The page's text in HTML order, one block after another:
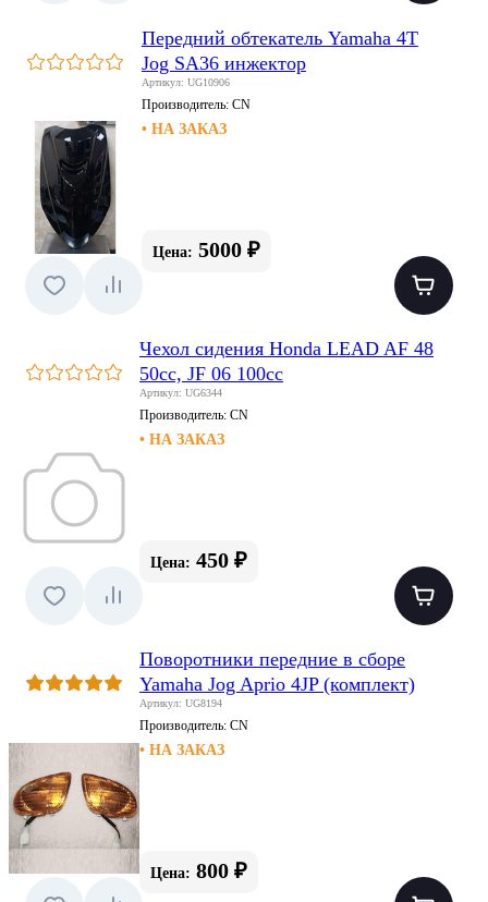
Передний обтекатель Yamaha 4T
Jog SA36 инжектор
Артикул: UG10906
Производитель: CN
• НА ЗАКАЗ
Цена: 5000 ₽
Чехол сидения Honda LEAD AF 48
50сс, JF 06 100cc
Артикул: UG6344
Производитель: CN
• НА ЗАКАЗ
Цена: 450 ₽
Поворотники передние в сборе
Yamaha Jog Aprio 4JP (комплект)
Артикул: UG8194
Производитель: CN
• НА ЗАКАЗ
Цена: 800 ₽